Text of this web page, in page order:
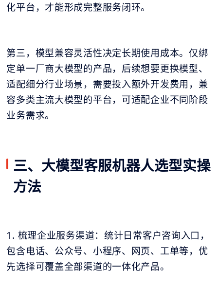
化平台，才能形成完整服务闭环。
第三，模型兼容灵活性决定长期使用成本。仅绑
定单一厂商大模型的产品，后续想要更换模型、
适配细分行业场景，需要投入额外开发费用，兼
容多类主流大模型的平台，可适配企业不同阶段
业务需求。
三、大模型客服机器人选型实操
方法
1. 梳理企业服务渠道：统计日常客户咨询入口，
包含电话、公众号、小程序、网页、工单等，优
先选择可覆盖全部渠道的一体化产品。